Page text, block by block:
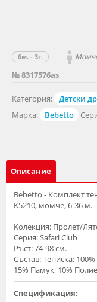
№ 8317576as
Категория: Детски
Марка:
Bebetto
6м. - 3г.
Описание
Bebetto - Комплект
K5210, момче, 6-36 м.
Колекция: Пролет/
Серия: Safari Club
Ръст: 74-98 см.
Състав: Тениска:
15% Памук, 10%
Спецификация: